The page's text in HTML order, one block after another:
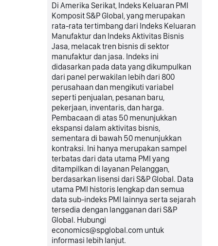
Di Amerika Serikat, Indeks Keluaran PMI
Komposit S&P Global, yang merupakan
rata-rata tertimbang dari Indeks Keluaran
Manufaktur dan Indeks Aktivitas Bisnis
Jasa, melacak tren bisnis di sektor
manufaktur dan jasa. Indeks ini
didasarkan pada data yang dikumpulkan
dari panel perwakilan lebih dari 800
perusahaan dan mengikuti variabel
seperti penjualan, pesanan baru,
pekerjaan, inventaris, dan harga.
Pembacaan di atas 50 menunjukkan
ekspansi dalam aktivitas bisnis,
sementara di bawah 50 menunjukkan
kontraksi. Ini hanya merupakan sampel
terbatas dari data utama PMI yang
ditampilkan di layanan Pelanggan,
berdasarkan lisensi dari S&P Global. Data
utama PMI historis lengkap dan semua
data sub-indeks PMI lainnya serta sejarah
tersedia dengan langganan dari S&P
Global. Hubungi
economics@spglobal.com untuk
informasi lebih lanjut.